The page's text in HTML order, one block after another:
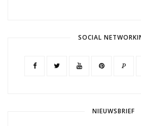
SOCIAL
P
NIEUWSBRIEF